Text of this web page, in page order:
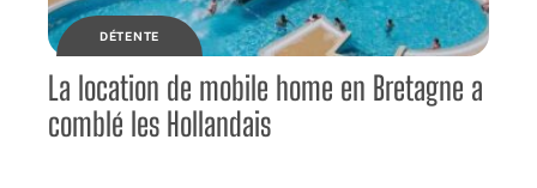
DÉTENTE
La location de mobile home en Bretagne a
comblé les Hollandais